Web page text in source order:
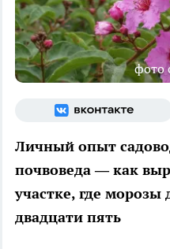
фото
Личный опыт
почвоведа — как
участке, где морозы
двадцати пять